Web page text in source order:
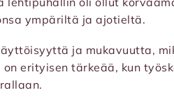
ympäriltä ja ajotieltä.
ja mukavuutta,
erityisen tärkeää, kun